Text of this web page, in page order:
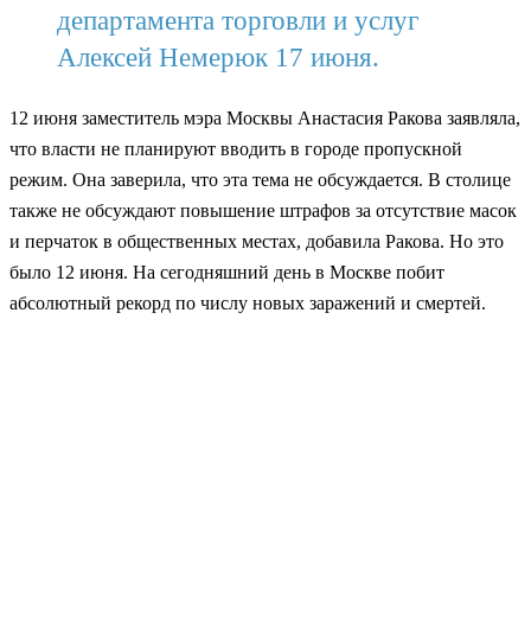
департамента торговли и услуг
Алексей Немерюк 17 июня.
12 июня заместитель мэра Москвы Анастасия Ракова заявляла,
что власти не планируют вводить в городе пропускной
режим. Она заверила, что эта тема не обсуждается. В столице
также не обсуждают повышение штрафов за отсутствие масок
и перчаток в общественных местах, добавила Ракова. Но это
было 12 июня. На сегодняшний день в Москве побит
абсолютный рекорд по числу новых заражений и смертей.